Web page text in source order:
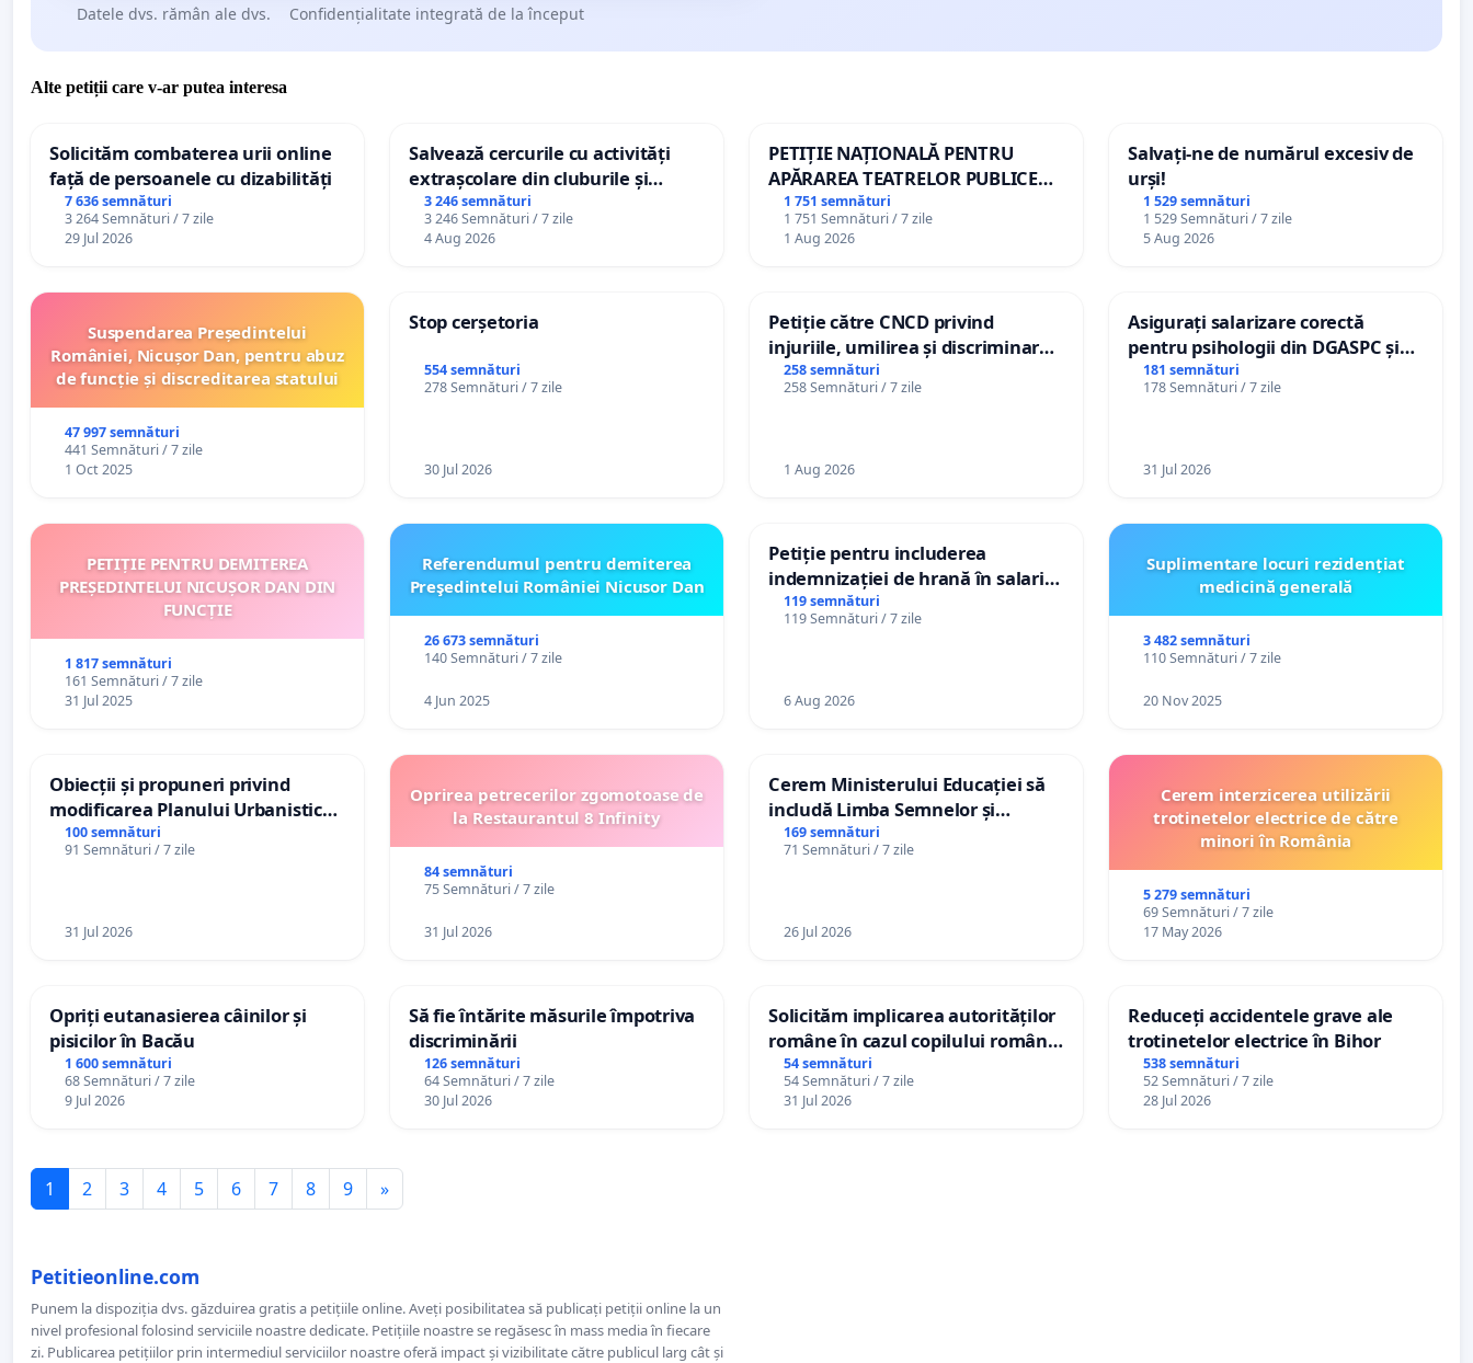
Datele dvs. rămân ale dvs. Confidențialitate integrată de la început
Alte petiții care v-ar putea interesa
Solicităm combaterea urii online
față de persoanele cu dizabilități
7 636 semnături
3 264 Semnături / 7 zile
29 Jul 2026
Salvează cercurile cu activități
extrașcolare din cluburile și
palatele copiilor
3 246 semnături
3 246 Semnături / 7 zile
4 Aug 2026
PETIȚIE NAȚIONALĂ PENTRU
APĂRAREA TEATRELOR PUBLICE
DE REPERTORIU DIN ROMÂNIA
1 751 semnături
1 751 Semnături / 7 zile
1 Aug 2026
Salvați-ne de numărul excesiv de
urși!
1 529 semnături
1 529 Semnături / 7 zile
5 Aug 2026
Suspendarea Președintelui
României, Nicușor Dan, pentru abuz
de funcție și discreditarea statului
47 997 semnături
441 Semnături / 7 zile
1 Oct 2025
Stop cerșetoria
554 semnături
278 Semnături / 7 zile
30 Jul 2026
Petiție către CNCD privind
injuriile, umilirea și discriminarea
persoanelor cu dizabilități de
către utilizatorul TikTok „Gorici”
258 semnături
258 Semnături / 7 zile
1 Aug 2026
Asigurați salarizare corectă
pentru psihologii din DGASPC și
spitale
181 semnături
178 Semnături / 7 zile
31 Jul 2026
PETIȚIE PENTRU DEMITEREA
PREȘEDINTELUI NICUȘOR DAN DIN
FUNCȚIE
1 817 semnături
161 Semnături / 7 zile
31 Jul 2025
Referendumul pentru demiterea
Preşedintelui României Nicusor Dan
26 673 semnături
140 Semnături / 7 zile
4 Jun 2025
Petiție pentru includerea
indemnizației de hrană în salariul
de bază și protejarea gradațiilor
de vechime pentru asistenții
119 semnături
119 Semnături / 7 zile
6 Aug 2026
Suplimentare locuri rezidențiat
medicină generală
3 482 semnături
110 Semnături / 7 zile
20 Nov 2025
Obiecții și propuneri privind
modificarea Planului Urbanistic
General al orașului Ialoveni
100 semnături
91 Semnături / 7 zile
31 Jul 2026
Oprirea petrecerilor zgomotoase de
la Restaurantul 8 Infinity
84 semnături
75 Semnături / 7 zile
31 Jul 2026
Cerem Ministerului Educației să
includă Limba Semnelor și
alfabetul Braille în școlile din
Republica Moldova!
169 semnături
71 Semnături / 7 zile
26 Jul 2026
Cerem interzicerea utilizării
trotinetelor electrice de către
minori în România
5 279 semnături
69 Semnături / 7 zile
17 May 2026
Opriți eutanasierea câinilor și
pisicilor în Bacău
1 600 semnături
68 Semnături / 7 zile
9 Jul 2026
Să fie întărite măsurile împotriva
discriminării
126 semnături
64 Semnături / 7 zile
30 Jul 2026
Solicităm implicarea autorităților
române în cazul copilului român
Wiliam Kristian Gheorghe, aflat în
plasament în Danemarca de 12
54 semnături
54 Semnături / 7 zile
31 Jul 2026
Reduceți accidentele grave ale
trotinetelor electrice în Bihor
538 semnături
52 Semnături / 7 zile
28 Jul 2026
1 2 3 4 5 6 7 8 9 »
Petitieonline.com
Punem la dispoziția dvs. găzduirea gratis a petițiile online. Aveți posibilitatea să publicați petiții online la un
nivel profesional folosind serviciile noastre dedicate. Petițiile noastre se regăsesc în mass media în fiecare
zi. Publicarea petițiilor prin intermediul serviciilor noastre oferă impact și vizibilitate către publicul larg cât și